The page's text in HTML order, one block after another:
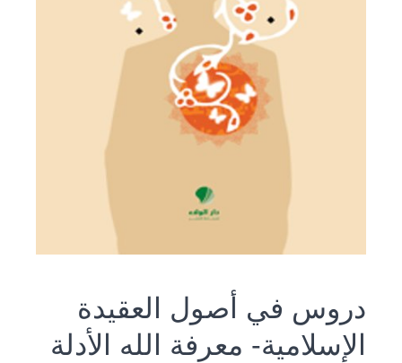
دروس في أصول العقيدة
الإسلامية- معرفة الله الأدلة